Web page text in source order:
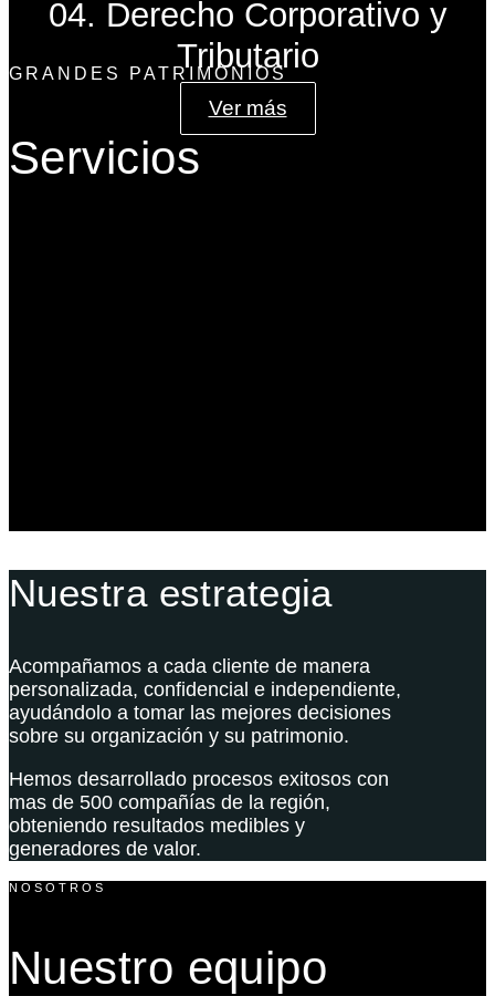
04. Derecho Corporativo y
Tributario
Ver más
GRANDES PATRIMONIOS
Servicios
Nuestra estrategia
Acompañamos a cada cliente de manera
personalizada, confidencial e independiente,
ayudándolo a tomar las mejores decisiones
sobre su organización y su patrimonio.
Hemos desarrollado procesos exitosos con
mas de 500 compañías de la región,
obteniendo resultados medibles y
generadores de valor.
NOSOTROS
Nuestro equipo